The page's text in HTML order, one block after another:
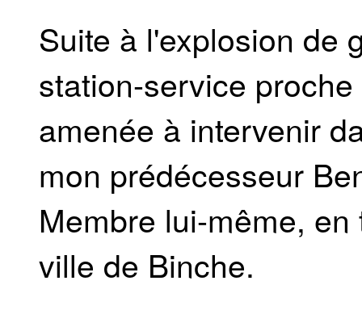
Suite à l'explosion de
station-service
amenée à intervenir
mon prédécesseur
Membre lui-même,
ville de Binche.